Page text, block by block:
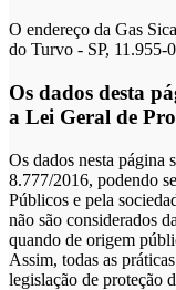
O endereço da Gas
do Turvo - SP, 11.955-
Os dados desta
a Lei Geral de
Os dados nesta página
8.777/2016, podendo
Públicos e pela
não são considerados
quando de origem
Assim, todas as
legislação de proteção